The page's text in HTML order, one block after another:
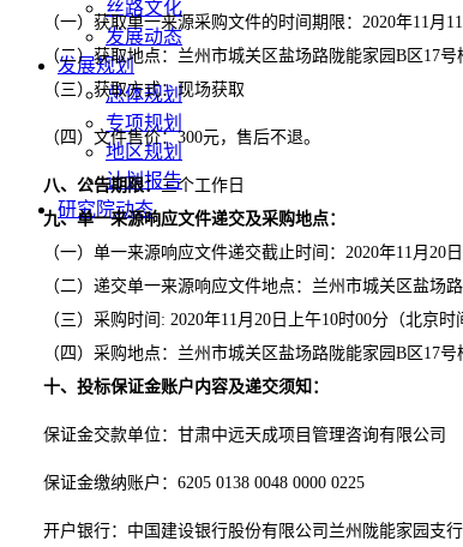
丝路文化
发展动态
发展规划
总体规划
专项规划
地区规划
计划报告
研究院动态
（一）获取单一来源采购文件的时间期限： 2020年11月 11
（二）获取地点：兰州市城关区盐场路陇能家园B区17号
（三）获取方式：现场获取
（四）文件售价：300元，售后不退。
八、公告期限：三个工作日
九、单一来源响应文件递交及采购地点：
（一）单一来源响应文件递交截止时间： 2020年11月 20
（二）递交单一来源响应文件地点：兰州市城关区盐场
（三）采购时间 : 2020年11月 20日上午10时00分 （北京时
（ 四 ） 采购地点：兰州市城关区盐场路陇能家园B区17号
十、投标保证金账户内容及递交须知：
保证金交款单位：甘肃中远天成项目管理咨询有限公司
保证金缴纳账户： 6205 0138 0048 0000 0225
开户银行：中国建设银行股份有限公司兰州陇能家园支行